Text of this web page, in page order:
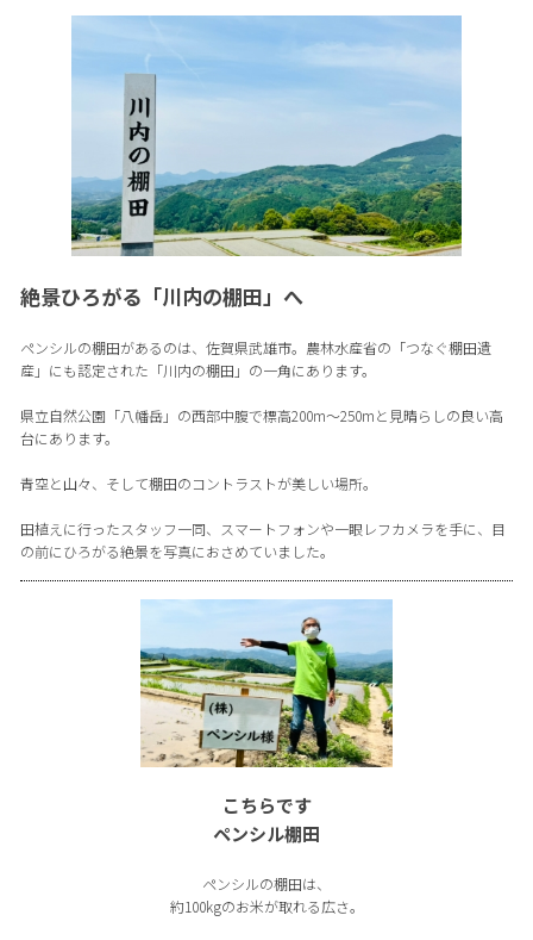
絶景ひろがる「川内の棚田」へ
ペンシルの棚田があるのは、佐賀県武雄市。農林水産省の「つなぐ棚田遺
産」にも認定された「川内の棚田」の一角にあります。
県立自然公園「八幡岳」の西部中腹で標高200m～250mと見晴らしの良い高
台にあります。
青空と山々、そして棚田のコントラストが美しい場所。
田植えに行ったスタッフ一同、スマートフォンや一眼レフカメラを手に、目
の前にひろがる絶景を写真におさめていました。
こちらです
ペンシル棚田
ペンシルの棚田は、
約100kgのお米が取れる広さ。